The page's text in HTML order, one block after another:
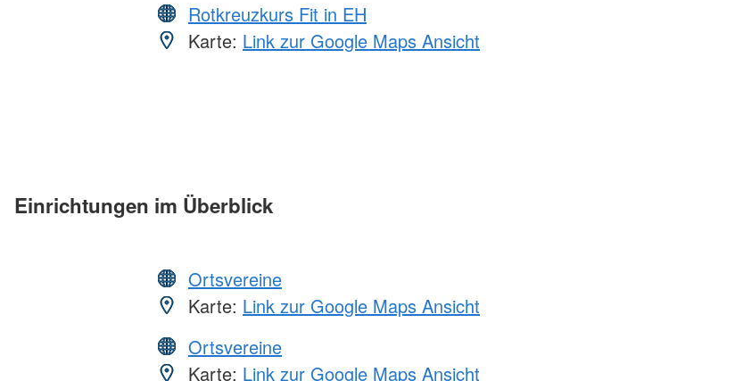
Rotkreuzkurs Fit in EH
Karte: Link zur Google Maps Ansicht
Einrichtungen im Überblick
Ortsvereine
Karte: Link zur Google Maps Ansicht
Ortsvereine
Karte: Link zur Google Maps Ansicht